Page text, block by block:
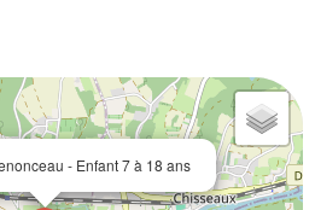
- Enfant 7 à 18 ans